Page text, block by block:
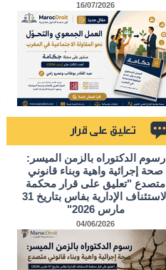
16/07/2026
رسوم الدكتوراه بالزمن الميسر:
صحة إجرائية واهية وبناء قانوني
متصدع "تعليق على قرار محكمة
الاستئناف الإدارية بفاس بتاريخ 31
مارس 2026"
04/06/2026